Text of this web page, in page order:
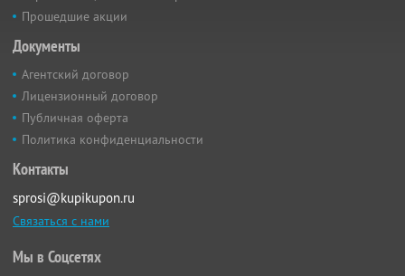
Прошедшие акции
Документы
Агентский договор
Лицензионный договор
Публичная оферта
Политика конфиденциальности
Контакты
sprosi@kupikupon.ru
Связаться с нами
Мы в Соцсетях